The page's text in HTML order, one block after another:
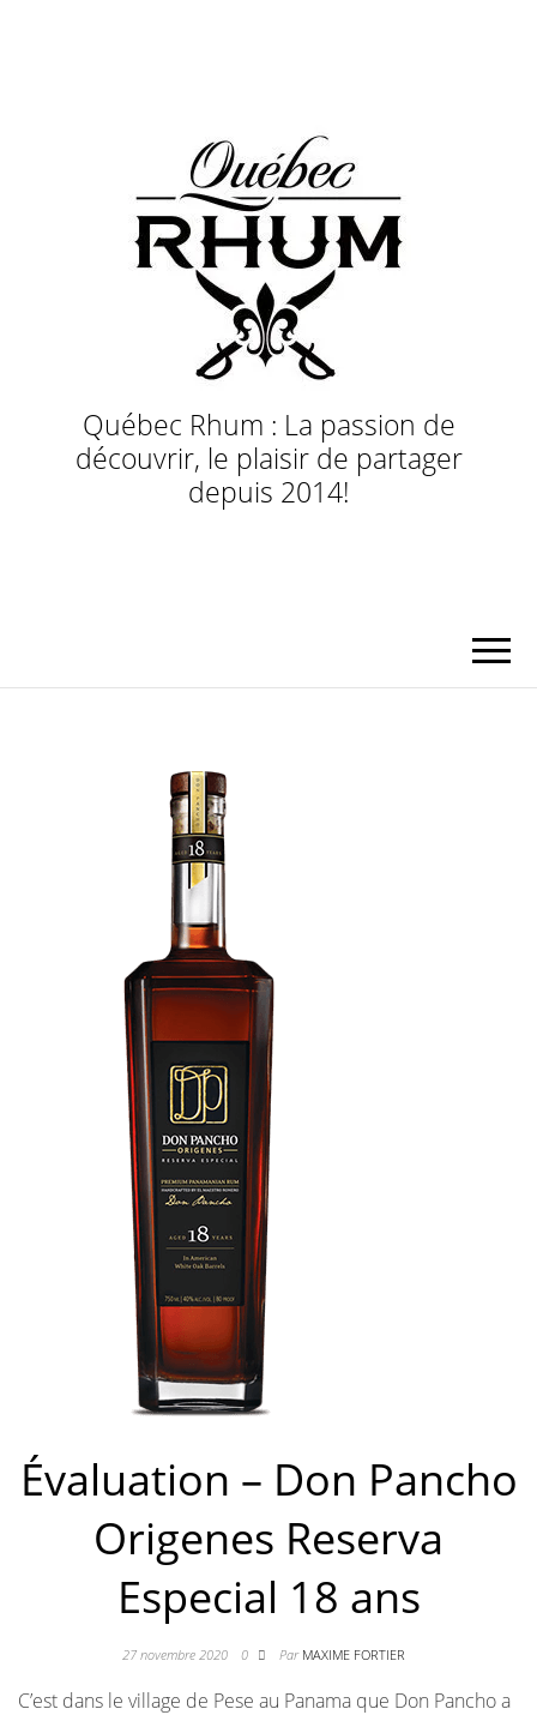
Québec Rhum : La passion de
découvrir, le plaisir de partager
depuis 2014!
Évaluation – Don Pancho
Origenes Reserva
Especial 18 ans
27 novembre 2020 0 Par MAXIME FORTIER
C’est dans le village de Pese au Panama que Don Pancho a